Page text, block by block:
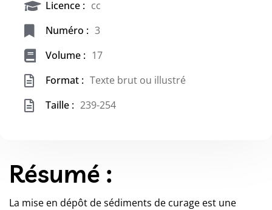
Licence : cc
Numéro : 3
Volume : 17
Format : Texte brut ou illustré
Taille : 239-254
Résumé :
La mise en dépôt de sédiments de curage est une